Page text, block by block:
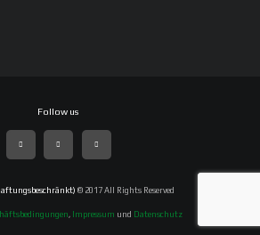
© 2017 All Rights Reserved
, Impressum und Datenschutz